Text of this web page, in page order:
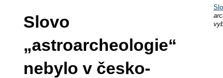
Slovo
„astroarcheologie“
nebylo v česko-